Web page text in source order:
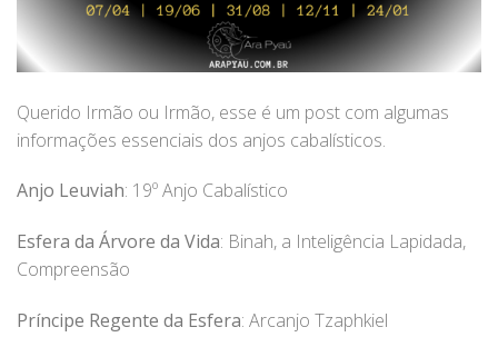
Querido Irmão ou Irmão, esse é um post com algumas
informações essenciais dos anjos cabalísticos.
Anjo Leuviah: 19º Anjo Cabalístico
Esfera da Árvore da Vida: Binah, a Inteligência Lapidada,
Compreensão
Príncipe Regente da Esfera: Arcanjo Tzaphkiel